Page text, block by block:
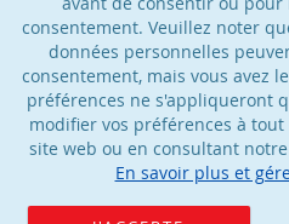
consentement. Veuillez noter
données personnelles
consentement, mais vous avez
préférences ne s'appliqueront
modifier vos préférences à
site web ou en consultant
En savoir plus et